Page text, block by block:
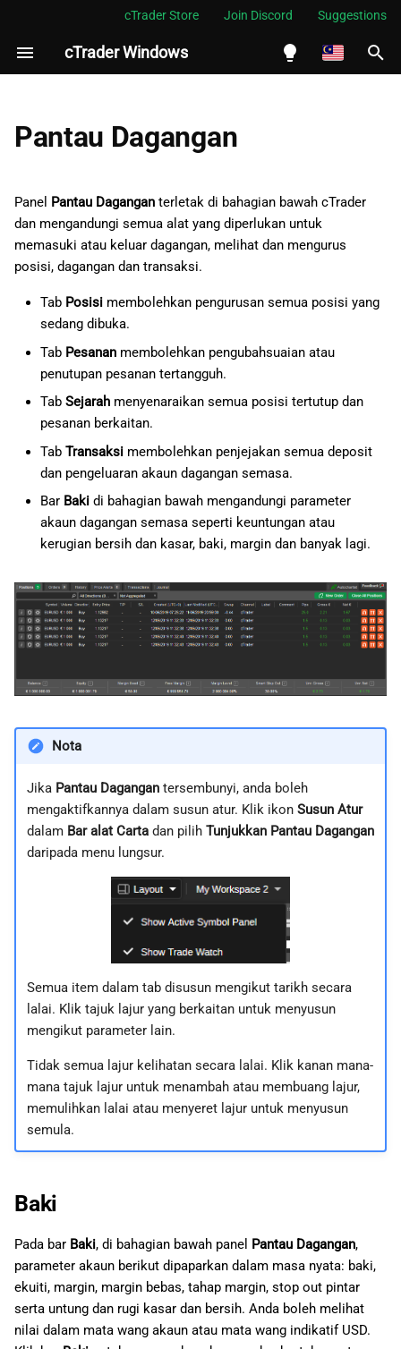
cTrader Store Join Discord Suggestions
cTrader Windows
العربية
Indonesia
Melayu
한국어
Deutsch
Italiano
Polski
Русский
Türkçe
S
a
a
r
Maklumat posisi
Garis masa posisi
Perlindungan lanjutan
posisi
Ambilan untung lanjutan
Henti rugi lanjutan
Ubah suai kedudukan
Balikkan dan gandakan
posisi
Sejarah
Pemakluman harga
Transaksi
Jurnal
Pantau Dagangan
Panel Pantau Dagangan terletak di bahagian bawah cTrader
dan mengandungi semua alat yang diperlukan untuk
memasuki atau keluar dagangan, melihat dan mengurus
posisi, dagangan dan transaksi.
Tab Posisimembolehkan pengurusan semua posisi yang
sedang dibuka.
Tab Pesananmembolehkan pengubahsuaian atau
penutupan pesanan tertangguh.
Tab Sejarahmenyenaraikan semua posisi tertutup dan
pesanan berkaitan.
Tab Transaksimembolehkan penjejakan semua deposit
dan pengeluaran akaun dagangan semasa.
Bar Bakidi bahagian bawah mengandungi parameter
akaun dagangan semasa seperti keuntungan atau
kerugian bersih dan kasar, baki, margin dan banyak lagi.
Nota
Jika Pantau Dagangantersembunyi, anda boleh
mengaktifkannya dalam susun atur. Klik ikon Susun Atur
dalam Bar alat Cartadan pilih Tunjukkan Pantau Dagangan
daripada menu lungsur.
Semua item dalam tab disusun mengikut tarikh secara
lalai. Klik tajuk lajur yang berkaitan untuk menyusun
mengikut parameter lain.
Tidak semua lajur kelihatan secara lalai. Klik kanan mana-
mana tajuk lajur untuk menambah atau membuang lajur,
memulihkan lalai atau menyeret lajur untuk menyusun
semula.
Baki
Pada bar Baki, di bahagian bawah panel Pantau Dagangan,
parameter akaun berikut dipaparkan dalam masa nyata: baki,
ekuiti, margin, margin bebas, tahap margin, stop out pintar
serta untung dan rugi kasar dan bersih. Anda boleh melihat
nilai dalam mata wang akaun atau mata wang indikatif USD.